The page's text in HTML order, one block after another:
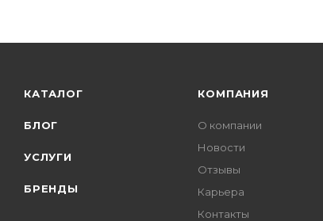
КАТАЛОГ
БЛОГ
УСЛУГИ
БРЕНДЫ
КОМПАНИЯ
О компании
Новости
Отзывы
Карьера
Контакты